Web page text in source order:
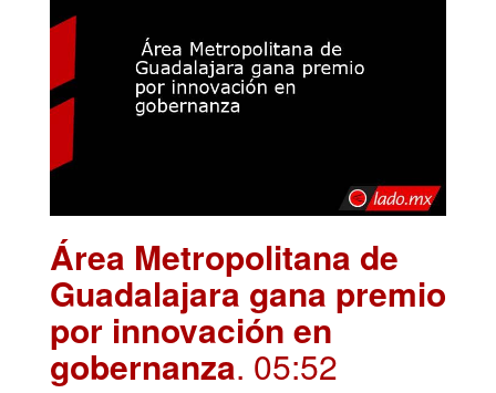
Área Metropolitana de
Guadalajara gana premio
por innovación en
gobernanza. 05:52